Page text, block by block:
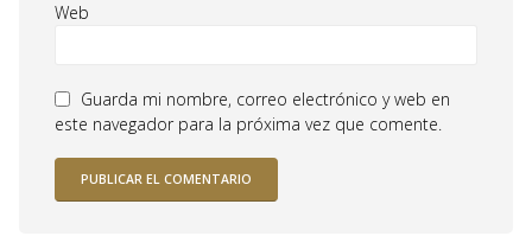
Web
Guarda mi nombre, correo electrónico y web en
este navegador para la próxima vez que comente.